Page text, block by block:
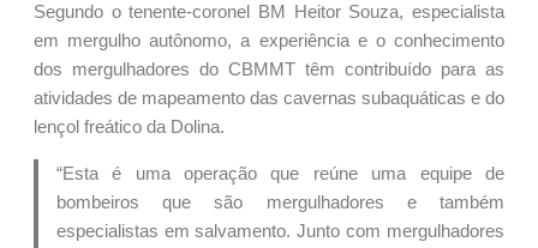
Segundo o tenente-coronel BM Heitor Souza, especialista
em mergulho autônomo, a experiência e o conhecimento
dos mergulhadores do CBMMT têm contribuído para as
atividades de mapeamento das cavernas subaquáticas e do
lençol freático da Dolina.
“Esta é uma operação que reúne uma equipe de
bombeiros que são mergulhadores e também
especialistas em salvamento. Junto com mergulhadores